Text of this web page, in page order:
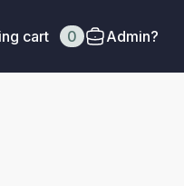
cart 0 Admin?